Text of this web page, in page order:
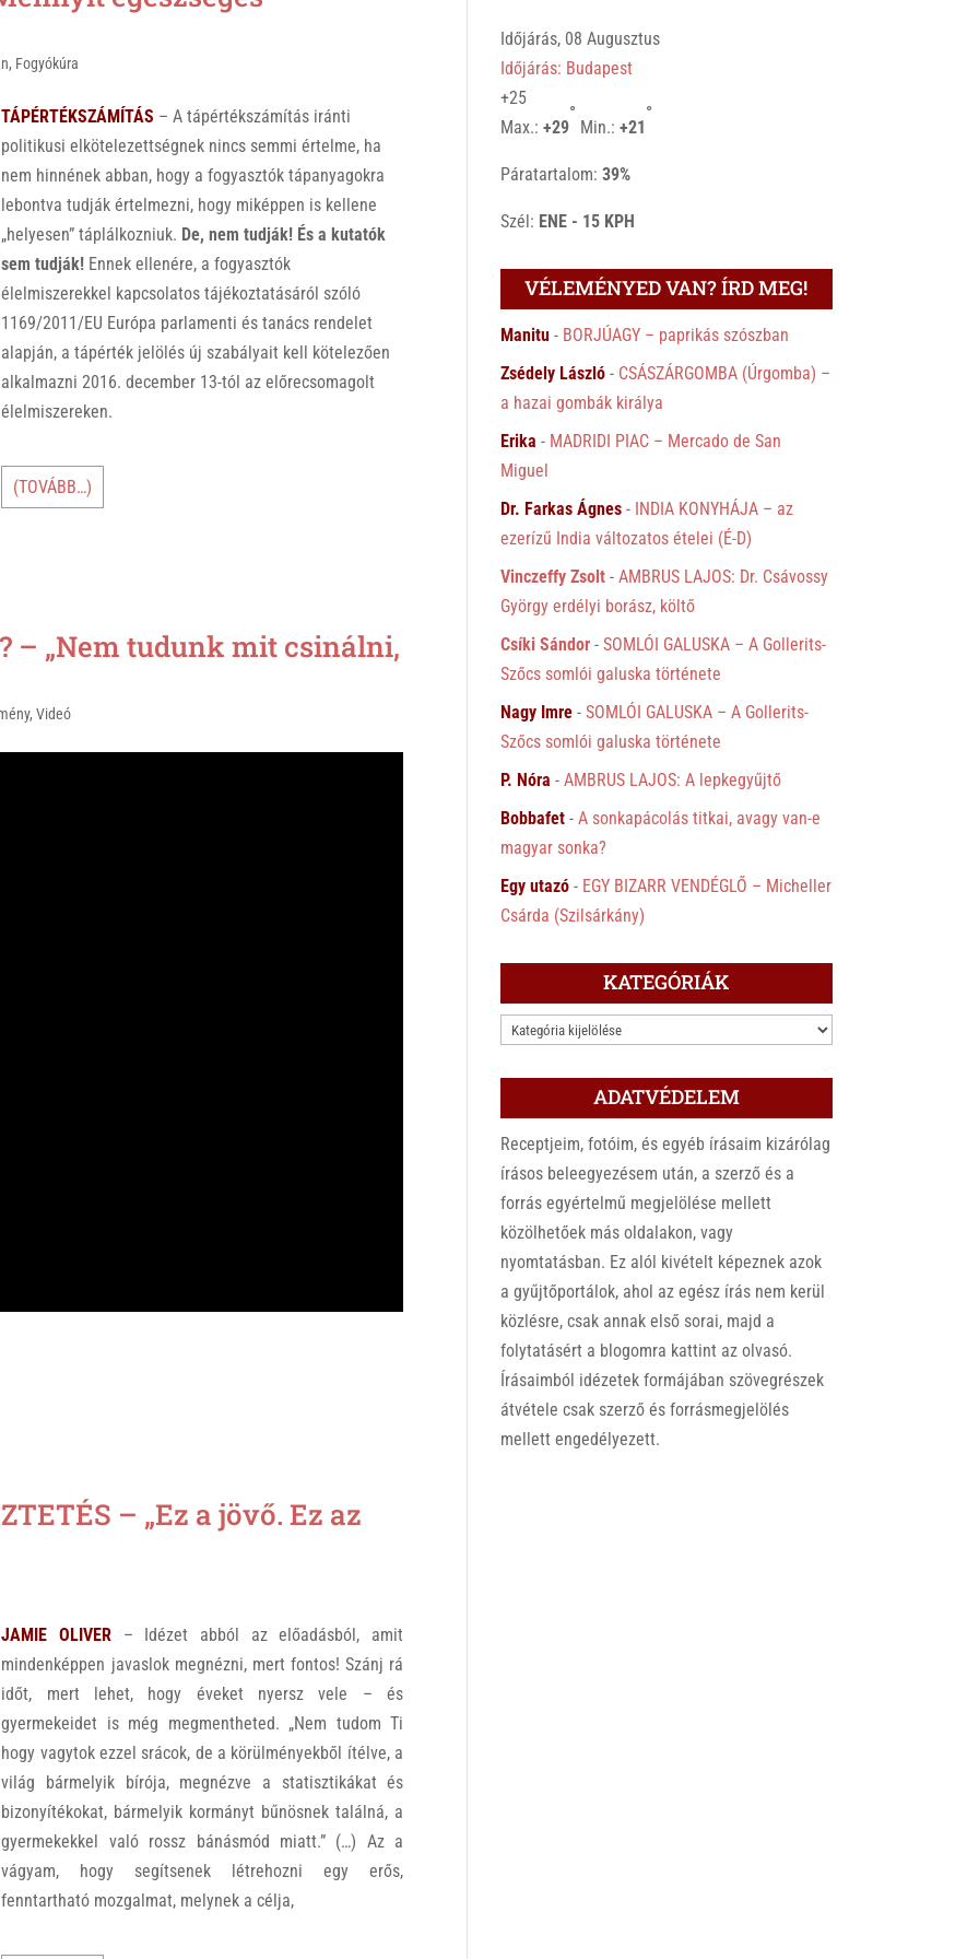
, Fogyókúra
TÁPÉRTÉKSZÁMÍTÁS – A tápértékszámítás iránti
politikusi elkötelezettségnek nincs semmi értelme, ha
nem hinnének abban, hogy a fogyasztók tápanyagokra
lebontva tudják értelmezni, hogy miképpen is kellene
„helyesen” táplálkozniuk. De, nem tudják! És a kutatók
sem tudják! Ennek ellenére, a fogyasztók
élelmiszerekkel kapcsolatos tájékoztatásáról szóló
1169/2011/EU Európa parlamenti és tanács rendelet
alapján, a tápérték jelölés új szabályait kell kötelezően
alkalmazni 2016. december 13-tól az előrecsomagolt
élelmiszereken.
(TOVÁBB…)
– „Nem tudunk mit csinálni,
,Videó
– „Ez a jövő. Ez az
JAMIE OLIVER
– Idézet abból az előadásból, amit
mindenképpen javaslok megnézni, mert fontos! Szánj rá
időt, mert lehet, hogy éveket nyersz vele – és
gyermekeidet is még megmentheted. „Nem tudom Ti
hogy vagytok ezzel srácok, de a körülményekből ítélve, a
világ bármelyik bírója, megnézve a statisztikákat és
bizonyítékokat, bármelyik kormányt bűnösnek találná, a
gyermekekkel való rossz bánásmód miatt.” (…) Az a
vágyam, hogy segítsenek létrehozni egy erős,
fenntartható mozgalmat, melynek a célja,
Időjárás, 08 Augusztus
Időjárás: Budapest
+25
Max.:+29
°
Min.:+21
°
Páratartalom:39%
Szél: ENE - 15 KPH
VÉLEMÉNYED VAN? ÍRD MEG!
Manitu - BORJÚAGY – paprikás szószban
Zsédely László - CSÁSZÁRGOMBA (Úrgomba) –
a hazai gombák királya
Erika - MADRIDI PIAC – Mercado de San
Miguel
Dr. Farkas Ágnes - INDIA KONYHÁJA – az
ezerízű India változatos ételei (É-D)
Vinczeffy Zsolt -AMBRUS LAJOS: Dr. Csávossy
György erdélyi borász, költő
Csíki Sándor -SOMLÓI GALUSKA – A Gollerits-
Szőcs somlói galuska története
Nagy Imre -SOMLÓI GALUSKA – A Gollerits-
Szőcs somlói galuska története
P. Nóra -AMBRUS LAJOS: A lepkegyűjtő
Bobbafet -A sonkapácolás titkai, avagy van-e
magyar sonka?
Egy utazó - EGY BIZARR VENDÉGLŐ – Micheller
Csárda (Szilsárkány)
KATEGÓRIÁK
KATEGÓRIÁK
ADATVÉDELEM
Receptjeim, fotóim, és egyéb írásaim kizárólag
írásos beleegyezésem után, a szerző és a
forrás egyértelmű megjelölése mellett
közölhetőek más oldalakon, vagy
nyomtatásban. Ez alól kivételt képeznek azok
a gyűjtőportálok, ahol az egész írás nem kerül
közlésre, csak annak első sorai, majd a
folytatásért a blogomra kattint az olvasó.
Írásaimból idézetek formájában szövegrészek
átvétele csak szerző és forrásmegjelölés
mellett engedélyezett.